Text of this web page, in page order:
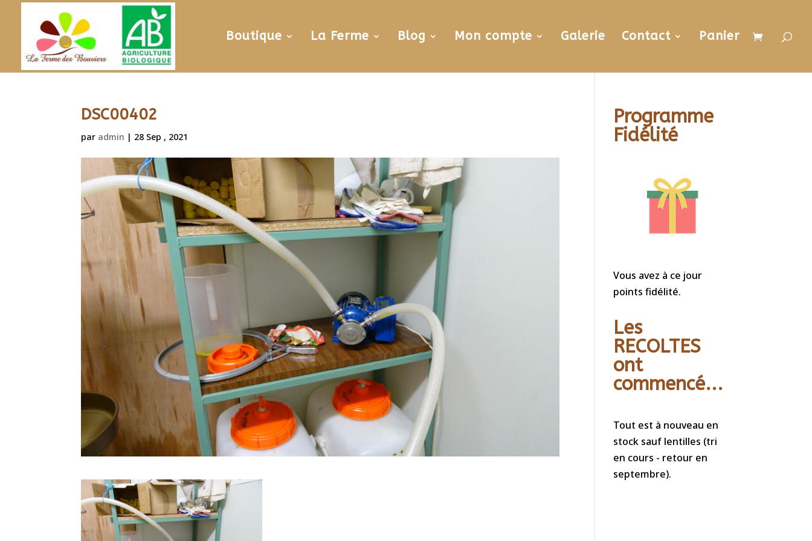
Boutique La Ferme Blog Mon compte Galerie Contact Panier
DSC00402
par admin | 28 Sep , 2021
Programme
Fidélité
Vous avez à ce jour
points fidélité.
Les
RECOLTES
ont
commencé...
Tout est à nouveau en
stock sauf lentilles (tri
en cours - retour en
septembre).